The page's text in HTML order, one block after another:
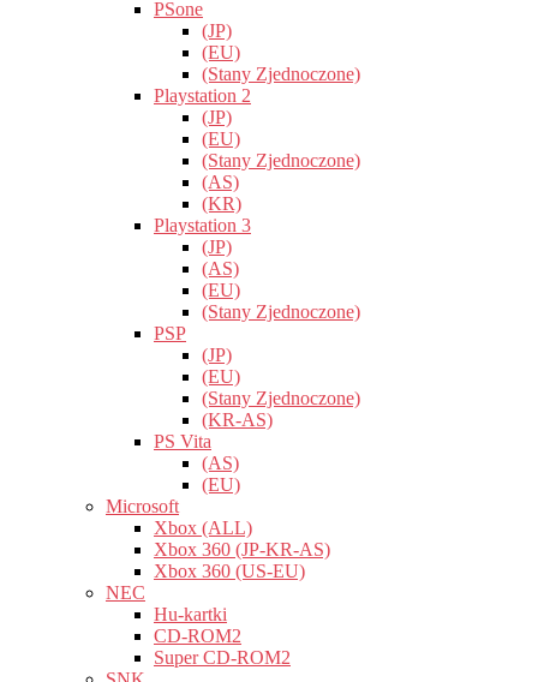
PSone
(JP)
(EU)
(Stany Zjednoczone)
Playstation 2
(JP)
(EU)
(Stany Zjednoczone)
(AS)
(KR)
Playstation 3
(JP)
(AS)
(EU)
(Stany Zjednoczone)
PSP
(JP)
(EU)
(Stany Zjednoczone)
(KR-AS)
PS Vita
(AS)
(EU)
Microsoft
Xbox (ALL)
Xbox 360 (JP-KR-AS)
Xbox 360 (US-EU)
NEC
Hu-kartki
CD-ROM2
Super CD-ROM2